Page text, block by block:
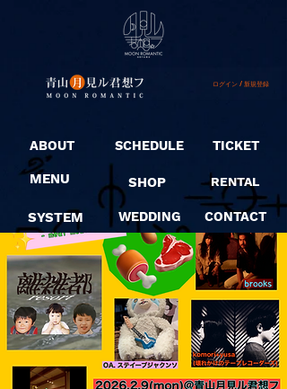
ログイン / 新規登録
ABOUT
MENU
SYSTEM
SCHEDULE
SHOP
WEDDING
TICKET
RENTAL
CONTACT